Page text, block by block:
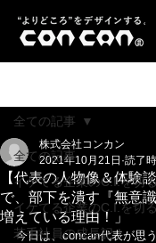
全ての記事
イケてる企業のC.I.を切
イケてる企業のC.I.を切
若手社員の成長記！
全ての記事
【代表の人物像＆体験
で、部下を潰す『無意
増えている理由！」
株式会社コンカン
2021年10月21日 読了
今日は、concan代表が思